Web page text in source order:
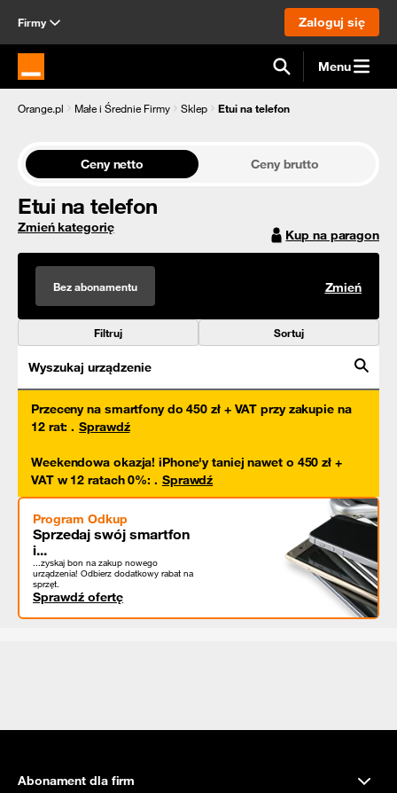
Firmy Zaloguj się
Strona główna Orange.pl Menu
Orange.pl Małe i Średnie Firmy Sklep Etui na telefon
Ceny netto Ceny brutto
Etui na telefon
Zmień kategorię Kup na paragon
Bez abonamentu Zmień
Filtruj Sortuj
Wyszukaj urządzenie
Przeceny na smartfony do 450 zł + VAT przy zakupie na
12 rat: . Sprawdź
Weekendowa okazja! iPhone'y taniej nawet o 450 zł +
VAT w 12 ratach 0%: . Sprawdź
Program Odkup
Sprzedaj swój smartfon
i...
...zyskaj bon na zakup nowego
urządzenia! Odbierz dodatkowy rabat na
sprzęt.
Sprawdź ofertę
Abonament dla firm